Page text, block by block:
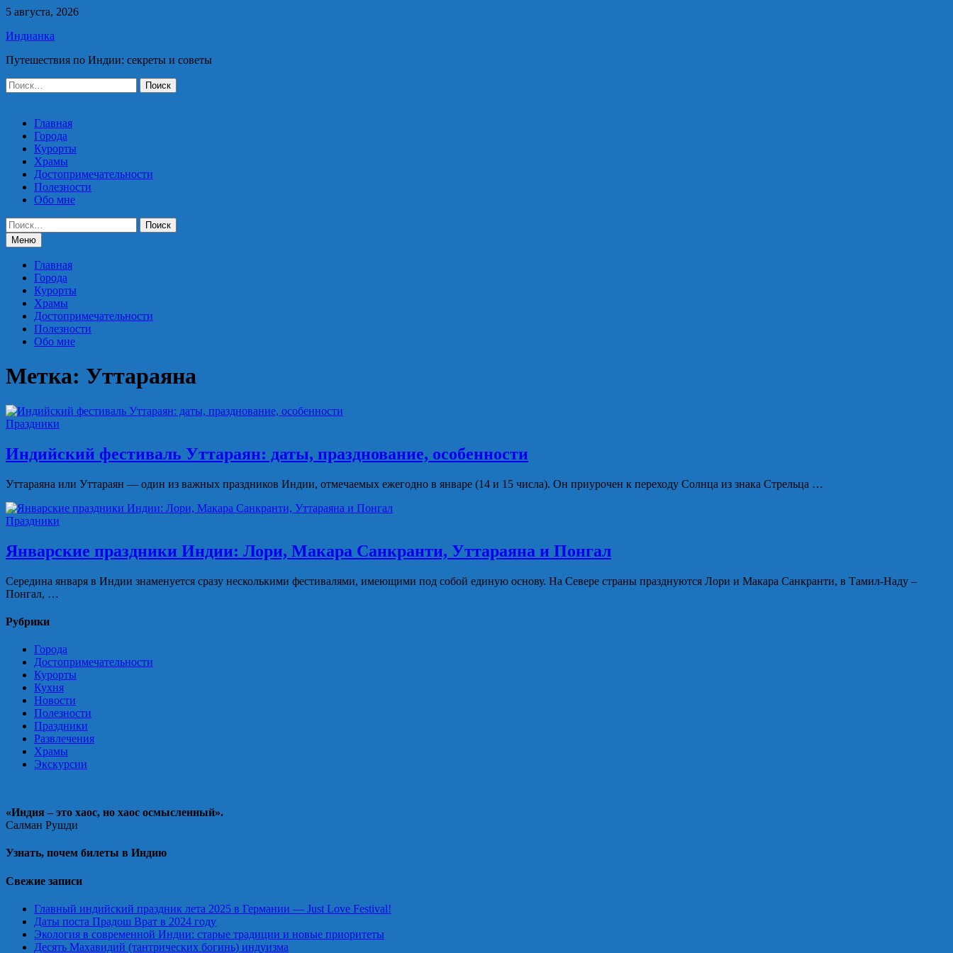
Перейти
содержимому
5 августа, 2026
Индианка
Путешествия по Индии: секреты и советы
Найти:
Главная
Города
Курорты
Храмы
Достопримечательности
Полезности
Обо мне
Найти:
Меню
Главная
Города
Курорты
Храмы
Достопримечательности
Полезности
Обо мне
Метка: Уттараяна
Праздники
Индийский фестиваль Уттараян: даты, празднование, особенности
Уттараяна или Уттараян — один из важных праздников Индии, отмечаемых ежегодно в январе (14 и 15 числа). Он приурочен к переходу Солнца из знака Стрельца …
Праздники
Январские праздники Индии: Лори, Макара Санкранти, Уттараяна и Понгал
Середина января в Индии знаменуется сразу несколькими фестивалями, имеющими под собой единую основу. На Севере страны празднуются Лори и Макара Санкранти, в Тамил-Наду –
Понгал, …
Рубрики
Города
Достопримечательности
Курорты
Кухня
Новости
Полезности
Праздники
Развлечения
Храмы
Экскурсии
«Индия – это хаос, но хаос осмысленный».
Салман Рушди
Узнать, почем билеты в Индию
Свежие записи
Главный индийский праздник лета 2025 в Германии — Just Love Festival!
Даты поста Прадош Врат в 2024 году
Экология в современной Индии: старые традиции и новые приоритеты
Десять Махавидий (тантрических богинь) индуизма